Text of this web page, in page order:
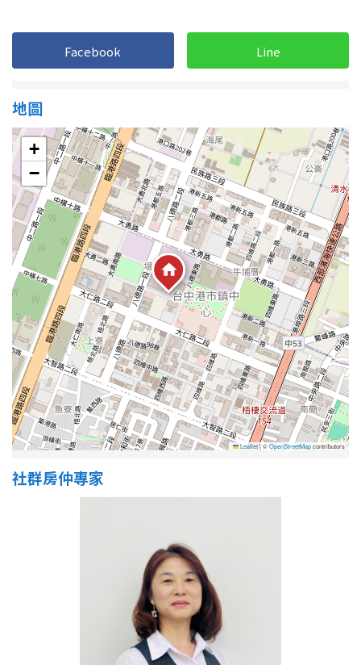
Facebook Line
地圖
+
−
Leaflet|©OpenStreetMapcontributors
社群房仲專家